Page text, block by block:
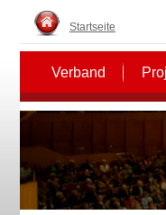
Startseite
Verband